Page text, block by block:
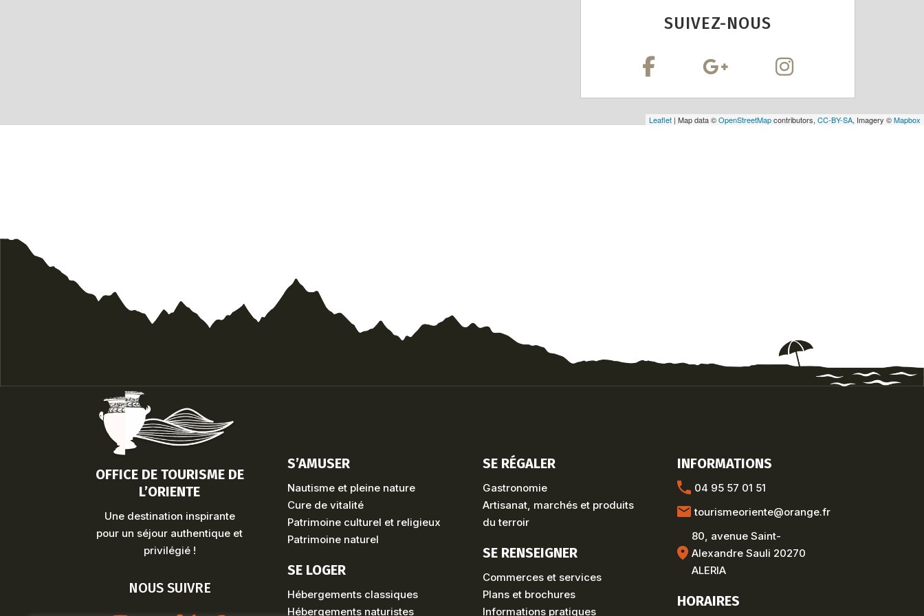
Leaflet | Map data ©OpenStreetMapcontributors, CC-BY-SA, Imagery ©Mapbox
SUIVEZ-NOUS
OFFICE DE TOURISME DE
L’ORIENTE
Une destination inspirante
pour un séjour authentique et
privilégié !
NOUS SUIVRE
S’AMUSER
Nautisme et pleine nature
Cure de vitalité
Patrimoine culturel et religieux
Patrimoine naturel
SE LOGER
Hébergements classiques
Hébergements naturistes
SE RÉGALER
Gastronomie
Artisanat, marchés et produits
du terroir
SE RENSEIGNER
Commerces et services
Plans et brochures
Informations pratiques
INFORMATIONS
04 95 57 01 51
tourismeoriente@orange.fr
80, avenue Saint-
Alexandre Sauli 20270
ALERIA
HORAIRES